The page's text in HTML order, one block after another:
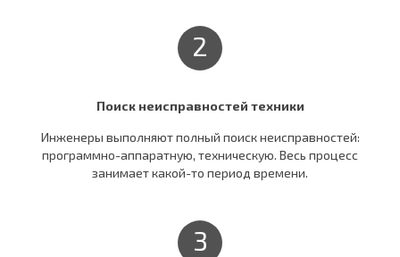
2
Поиск неисправностей техники
Инженеры выполняют полный поиск неисправностей:
программно-аппаратную, техническую. Весь процесс
занимает какой-то период времени.
3